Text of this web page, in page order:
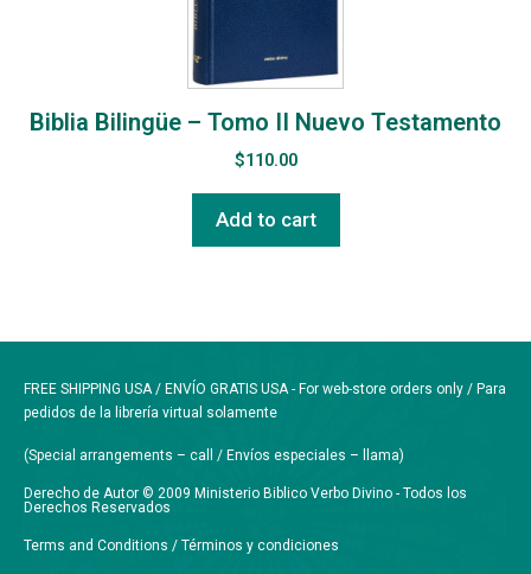
Biblia Bilingüe – Tomo II Nuevo Testamento
$110.00
Add to cart
FREE SHIPPING USA / ENVÍO GRATIS USA - For web-store orders only / Para
pedidos de la librería virtual solamente
(Special arrangements – call / Envíos especiales – llama)
Derecho de Autor © 2009 Ministerio Biblico Verbo Divino - Todos los
Derechos Reservados
Terms and Conditions / Términos y condiciones